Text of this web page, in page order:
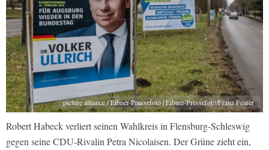
picture alliance / Eibner-Pressefoto | Eibner-Pressefoto/Franz Feiner
Robert Habeck verliert seinen Wahlkreis in Flensburg-Schleswig
gegen seine CDU-Rivalin Petra Nicolaisen. Der Grüne zieht ein,